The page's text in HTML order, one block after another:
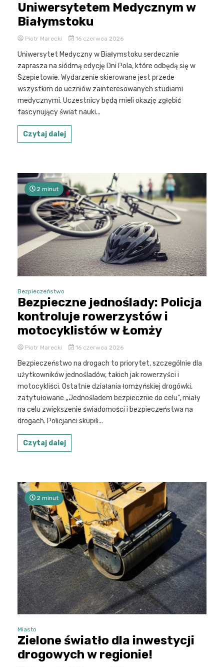
Uniwersytetem Medycznym w
Białymstoku
Piotr Marecki 16 czerwca 2026
Uniwersytet Medyczny w Białymstoku serdecznie
zaprasza na siódmą edycję Dni Pola, które odbędą się w
Szepietowie. Wydarzenie skierowane jest przede
wszystkim do uczniów zainteresowanych studiami
medycznymi. Uczestnicy będą mieli okazję zgłębić
fascynujący świat nauki...
Czytaj dalej
2 minut
Bezpieczeństwo
Bezpieczne jednoślady: Policja
kontroluje rowerzystów i
motocyklistów w Łomży
Piotr Marecki 16 czerwca 2026
Bezpieczeństwo na drogach to priorytet, szczególnie dla
użytkowników jednośladów, takich jak rowerzyści i
motocykliści. Ostatnie działania łomżyńskiej drogówki,
zatytułowane „Jednośladem bezpiecznie do celu”, miały
na celu zwiększenie świadomości i bezpieczeństwa na
drogach. Policjanci skupili...
Czytaj dalej
2 minut
Miasto
Zielone światło dla inwestycji
drogowych w regionie!